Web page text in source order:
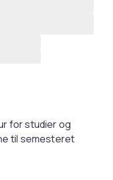
for studier og
til semesteret